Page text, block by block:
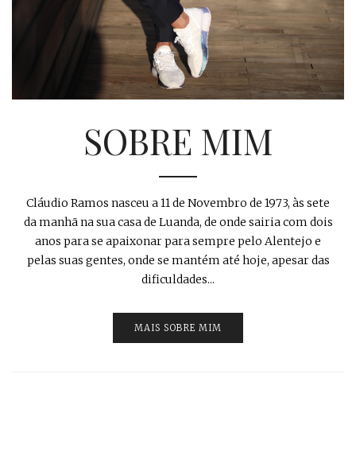
SOBRE MIM
Cláudio Ramos nasceu a 11 de Novembro de 1973, às sete
da manhã na sua casa de Luanda, de onde sairia com dois
anos para se apaixonar para sempre pelo Alentejo e
pelas suas gentes, onde se mantém até hoje, apesar das
dificuldades...
MAIS SOBRE MIM